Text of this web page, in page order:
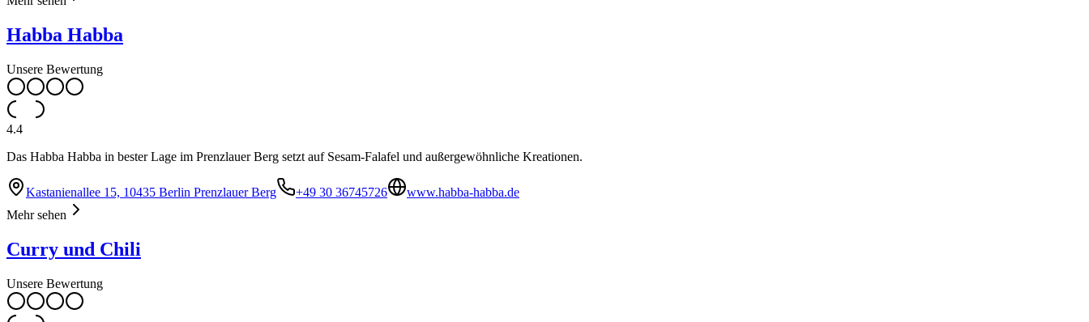
Habba Habba
Unsere Bewertung
4.4
Das Habba Habba in bester Lage im Prenzlauer Berg setzt auf Sesam-Falafel und außergewöhnliche Kreationen.
Kastanienallee 15, 10435 Berlin Prenzlauer Berg +49 30 36745726
www.habba-habba.de
Mehr sehen
Curry und Chili
Unsere Bewertung